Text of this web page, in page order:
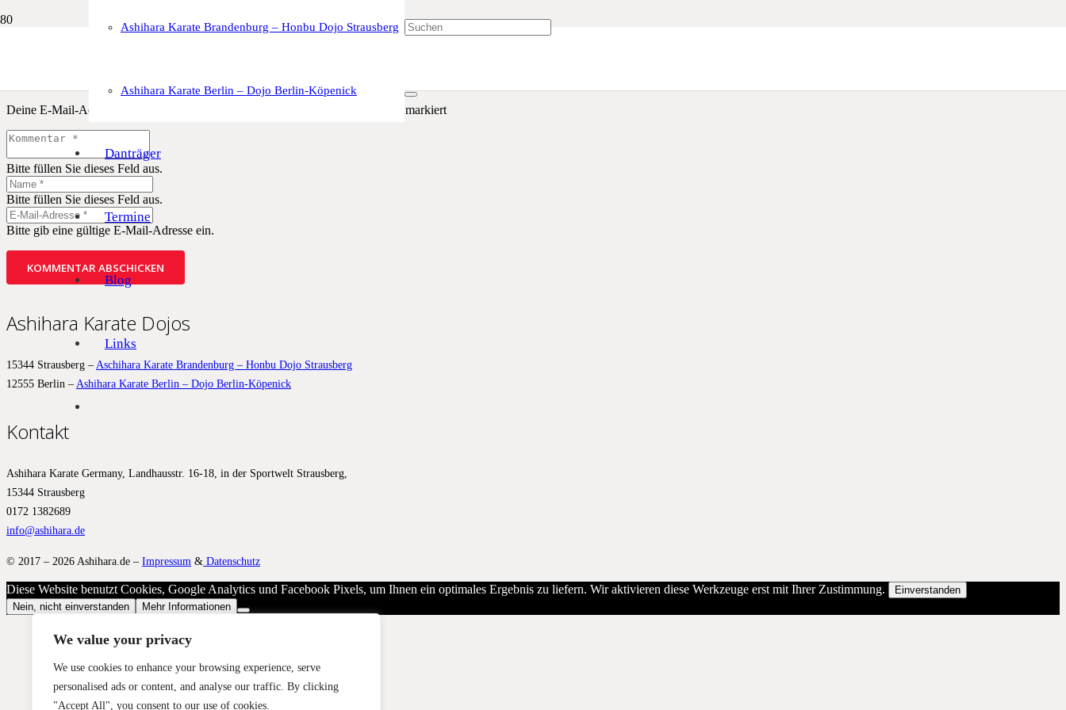
We value your privacy
We use cookies to enhance your browsing experience, serve
personalised ads or content, and analyse our traffic. By clicking
"Accept All", you consent to our use of cookies.
Ashihara Karate Brandenburg – Honbu Dojo Strausberg
Ashihara Karate Berlin – Dojo Berlin-Köpenick
Danträger
Termine
Blog
Links
Deine E-Mail-Adresse wird nicht veröffentlicht. markiert
Bitte füllen Sie dieses Feld aus.
Bitte füllen Sie dieses Feld aus.
Bitte gib eine gültige E-Mail-Adresse ein.
KOMMENTAR ABSCHICKEN
Ashihara Karate Dojos
15344 Strausberg –Aschihara Karate Brandenburg – Honbu Dojo Strausberg
12555 Berlin –Ashihara Karate Berlin – Dojo Berlin-Köpenick
Kontakt
Ashihara Karate Germany, Landhausstr. 16-18, in der Sportwelt Strausberg,
15344 Strausberg
0172 1382689
info@ashihara.de
© 2017 – 2026 Ashihara.de – Impressum & Datenschutz
Diese Website benutzt Cookies, Google Analytics und Facebook Pixels, um Ihnen ein optimales Ergebnis zu liefern. Wir aktivieren diese Werkzeuge erst mit Ihrer Zustimmung.
Einverstanden
Nein, nicht einverstanden
Mehr Informationen